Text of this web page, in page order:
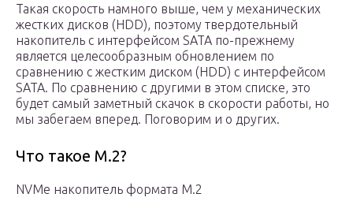
Такая скорость намного выше, чем у механических
жестких дисков (HDD), поэтому твердотельный
накопитель с интерфейсом SATA по-прежнему
является целесообразным обновлением по
сравнению с жестким диском (HDD) с интерфейсом
SATA. По сравнению с другими в этом списке, это
будет самый заметный скачок в скорости работы, но
мы забегаем вперед. Поговорим и о других.
Что такое M.2?
NVMe накопитель формата M.2